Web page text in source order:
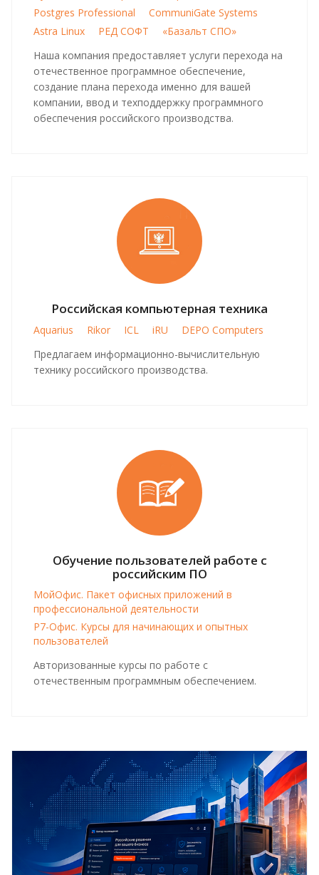
Postgres Professional
CommuniGate Systems
Astra Linux
РЕД СОФТ
«Базальт СПО»
Наша компания предоставляет услуги перехода на
отечественное программное обеспечение,
создание плана перехода именно для вашей
компании, ввод и техподдержку программного
обеспечения российского производства.
Российская компьютерная техника
Aquarius Rikor ICL iRU
DEPO Computers
Предлагаем информационно-вычислительную
технику российского производства.
Обучение пользователей работе с
российским ПО
МойОфис. Пакет офисных приложений в
профессиональной деятельности
Р7-Офис. Курсы для начинающих и опытных
пользователей
Авторизованные курсы по работе с
отечественным программным обеспечением.